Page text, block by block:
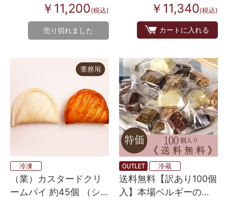
￥11,200(税込)
売り切れました
￥11,340(税込)
カートに入れる
冷凍
（業）カスタードクリ
ームパイ 約45個 （シ
冷蔵
送料無料【訳あり100個
入】本場ベルギーの贅